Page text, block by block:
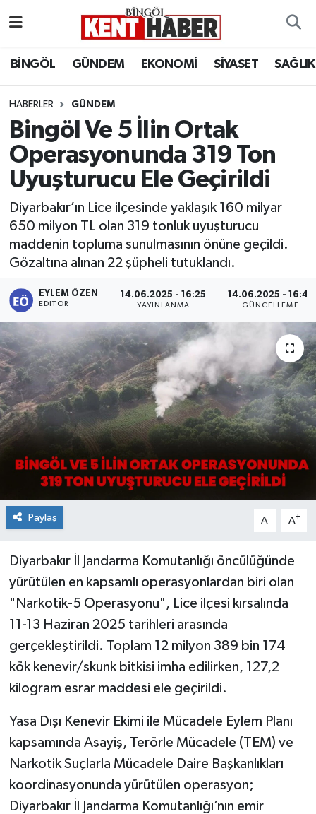
BİNGÖL GÜNDEM EKONOMİ SİYASET SAĞLIK
HABERLER GÜNDEM
Bingöl Ve 5 İlin Ortak
Operasyonunda 319 Ton
Uyuşturucu Ele Geçirildi
Diyarbakır’ın Lice ilçesinde yaklaşık 160 milyar
650 milyon TL olan 319 tonluk uyuşturucu
maddenin topluma sunulmasının önüne geçildi.
Gözaltına alınan 22 şüpheli tutuklandı.
EYLEM ÖZEN
EDITÖR
14.06.2025 - 16:25
YAYINLANMA
14.06.2025 - 16:41
GÜNCELLEME
Paylaş A- A+
Diyarbakır İl Jandarma Komutanlığı öncülüğünde
yürütülen en kapsamlı operasyonlardan biri olan
"Narkotik-5 Operasyonu", Lice ilçesi kırsalında
11-13 Haziran 2025 tarihleri arasında
gerçekleştirildi. Toplam 12 milyon 389 bin 174
kök kenevir/skunk bitkisi imha edilirken, 127,2
kilogram esrar maddesi ele geçirildi.
Yasa Dışı Kenevir Ekimi ile Mücadele Eylem Planı
kapsamında Asayiş, Terörle Mücadele (TEM) ve
Narkotik Suçlarla Mücadele Daire Başkanlıkları
koordinasyonunda yürütülen operasyon;
Diyarbakır İl Jandarma Komutanlığı’nın emir
BİLİM-TEKNOLOJİ
DÜNYA
EĞİTİM
GENÇ
GÜNDEM
KARLIOVA
KİĞI
MERKEZ
RESMİ İLANLAR
SİYASET
SOLHAN
SPOR
YEDİSU
Bingöl Hava Durumu
Bingöl Namaz Vakitleri
Bingöl Trafik Yoğunluk Haritası
Tüm Manşetler
Son Dakika Haberleri
Haber Arşivi